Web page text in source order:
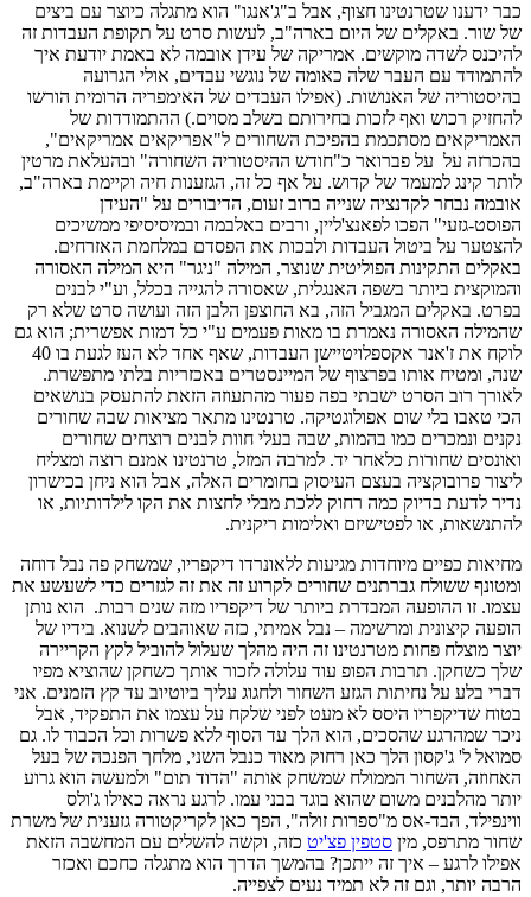
כבר ידענו שטרנטינו חצוף, אבל ב"ג'אנגו" הוא מתגלה כיוצר עם ביצים
של שור. באקלים של היום בארה"ב, לעשות סרט על תקופת העבדות זה
להיכנס לשדה מוקשים. אמריקה של עידן אובמה לא באמת יודעת איך
להתמודד עם העבר שלה כאומה של נוגשי עבדים, אולי הגרועה
בהיסטוריה של האנושות. (אפילו העבדים של האימפריה הרומית הורשו
להחזיק רכוש ואף לזכות בחירותם בשלב מסוים.) ההתמודדות של
האמריקאים מסתכמת בהפיכת השחורים ל"אפריקאים אמריקאים",
בהכרזה על על פברואר כ"חודש ההיסטוריה השחורה" ובהעלאת מרטין
לותר קינג למעמד של קדוש. על אף כל זה, הגזענות חיה וקיימת בארה"ב,
אובמה נבחר לקדנציה שנייה ברוב זעום, הדיבורים על "העידן
הפוסט-גזעי" הפכו לפאנצ'ליין, ורבים באלבמה ובמיסיסיפי ממשיכים
להצטער על ביטול העבדות ולבכות את הפסדם במלחמת האזרחים.
באקלים התקינות הפוליטית שנוצר, המילה "ניגר" היא המילה האסורה
והמוקצית ביותר בשפה האנגלית, שאסורה להגייה בכלל, וע"י לבנים
בפרט. באקלים המגביל הזה, בא החוצפן הלבן הזה ועושה סרט שלא רק
שהמילה האסורה נאמרת בו מאות פעמים ע"י כל דמות אפשרית; הוא גם
לוקח את ז'אנר אקספלויטיישן העבדות, שאף אחד לא העז לגעת בו 40
שנה, ומטיח אותו בפרצוף של המיינסטרים באכזריות בלתי מתפשרת.
לאורך רוב הסרט ישבתי בפה פעור מהתעוזה הזאת להתעסק בנושאים
הכי טאבו בלי שום אפולוגטיקה. טרנטינו מתאר מציאות שבה שחורים
נקנים ונמכרים כמו בהמות, שבה בעלי חוות לבנים רוצחים שחורים
ואונסים שחורות כלאחר יד. למרבה המזל, טרנטינו אמנם רוצה ומצליח
ליצור פרובוקציה בעצם העיסוק בחומרים האלה, אבל הוא ניחן בכישרון
נדיר לדעת בדיוק כמה רחוק ללכת מבלי לחצות את הקו לילדותיות, או
להתנשאות, או לפטישיזם ואלימות ריקנית.
מחיאות כפיים מיוחדות מגיעות ללאונרדו דיקפריו, שמשחק פה נבל דוחה
ומטונף ששולח גברתנים שחורים לקרוע זה את זה לגזרים כדי לשעשע את
עצמו. זו ההופעה המבדרת ביותר של דיקפריו מזה שנים רבות. הוא נותן
הופעה קיצונית ומרשימה – נבל אמיתי, כזה שאוהבים לשנוא. בידיו של
יוצר מוצלח פחות מטרנטינו זה היה מהלך שעלול להוביל לקץ הקריירה
שלך כשחקן. תרבות הפופ עוד עלולה לזכור אותך כשחקן שהוציא מפיו
דברי בלע על נחיתות הגזע השחור ולחגוג עליך ביוטיוב עד קץ הזמנים. אני
בטוח שדיקפריו היסס לא מעט לפני שלקח על עצמו את התפקיד, אבל
ניכר שמהרגע שהסכים, הוא הלך עד הסוף ללא פשרות וכל הכבוד לו. גם
סמואל ל' ג'קסון הלך כאן רחוק מאוד כנבל השני, מלחך הפנכה של בעל
האחוזה, השחור הממולח שמשחק אותה "הדוד תום" ולמעשה הוא גרוע
יותר מהלבנים משום שהוא בוגד בבני עמו. לרגע נראה כאילו ג'ולס
ווינפילד, הבד-אס מ"ספרות זולה", הפך כאן לקריקטורה גזענית של משרת
שחור מתרפס, מין סטפין פצ'יט כזה, וקשה להשלים עם המחשבה הזאת
אפילו לרגע – איך זה ייתכן? בהמשך הדרך הוא מתגלה כחכם ואכזר
הרבה יותר, וגם זה לא תמיד נעים לצפייה.